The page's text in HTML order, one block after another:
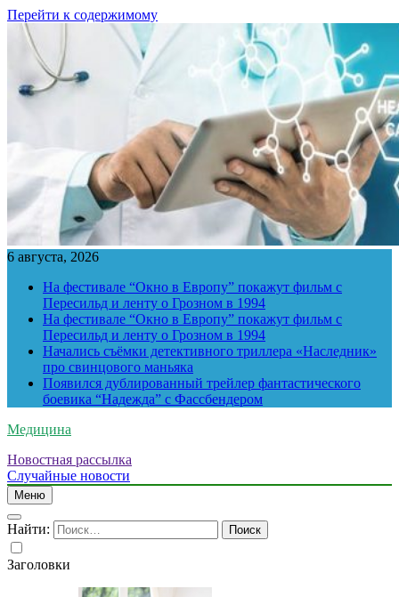
Перейти к содержимому
6 августа, 2026
На фестивале “Окно в Европу” покажут фильм с
Пересильд и ленту о Грозном в 1994
На фестивале “Окно в Европу” покажут фильм с
Пересильд и ленту о Грозном в 1994
Начались съёмки детективного триллера «Наследник»
про свинцового маньяка
Появился дублированный трейлер фантастического
боевика “Надежда” с Фассбендером
Медицина
Новостная рассылка
Случайные новости
Меню
Найти:
Заголовки